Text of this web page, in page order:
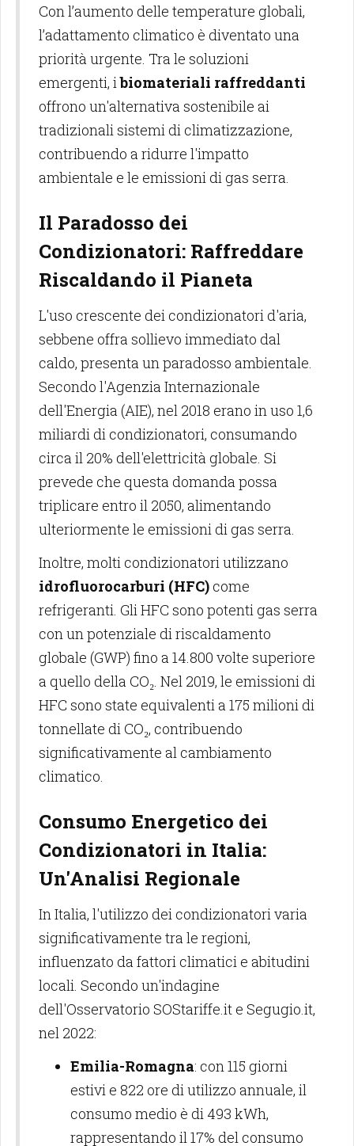
Con l’aumento delle temperature globali,
l’adattamento climatico è diventato una
priorità urgente. Tra le soluzioni
emergenti, ibiomateriali raffreddanti
offrono un'alternativa sostenibile ai
tradizionali sistemi di climatizzazione,
contribuendo a ridurre l'impatto
ambientale e le emissioni di gas serra.
Il Paradosso dei
Condizionatori: Raffreddare
Riscaldando il Pianeta
L'uso crescente dei condizionatori d'aria,
sebbene offra sollievo immediato dal
caldo, presenta un paradosso ambientale.
Secondo l'Agenzia Internazionale
dell'Energia (AIE), nel 2018 erano in uso 1,6
miliardi di condizionatori, consumando
circa il 20% dell'elettricità globale. Si
prevede che questa domanda possa
triplicare entro il 2050, alimentando
ulteriormente le emissioni di gas serra.
Inoltre, molti condizionatori utilizzano
idrofluorocarburi (HFC) come
refrigeranti. Gli HFC sono potenti gas serra
con un potenziale di riscaldamento
globale (GWP) fino a 14.800 volte superiore
a quello della CO₂. Nel 2019, le emissioni di
HFC sono state equivalenti a 175 milioni di
tonnellate di CO₂, contribuendo
significativamente al cambiamento
climatico.
Consumo Energetico dei
Condizionatori in Italia:
Un'Analisi Regionale
In Italia, l'utilizzo dei condizionatori varia
significativamente tra le regioni,
influenzato da fattori climatici e abitudini
locali. Secondo un'indagine
dell'Osservatorio SOStariffe.it e Segugio.it,
nel 2022:
Emilia-Romagna: con 115 giorni
estivi e 822 ore di utilizzo annuale, il
consumo medio è di 493 kWh,
rappresentando il 17% del consumo